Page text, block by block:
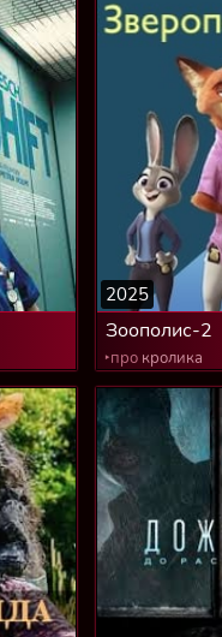
Зоополис-2
2025
‣про кролика